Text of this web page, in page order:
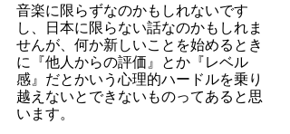
音楽に限らずなのかもしれないです
し、日本に限らない話なのかもしれま
せんが、何か新しいことを始めるとき
に『他人からの評価』とか『レベル
感』だとかいう心理的ハードルを乗り
越えないとできないものってあると思
います。